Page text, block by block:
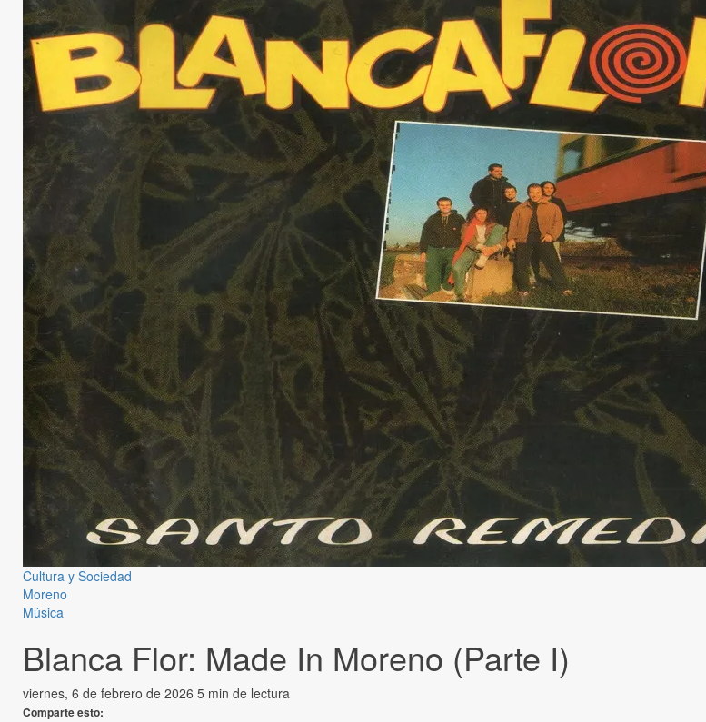
Cultura y Sociedad
Moreno
Música
Blanca Flor: Made In Moreno (Parte I)
viernes, 6 de febrero de 2026 5 min de lectura
Comparte esto: